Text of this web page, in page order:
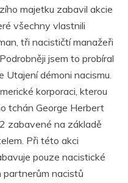
majetku zabavil akcie
všechny vlastnili
tři nacističtí manažeři
jsem to probíral
Utajení démoni nacismu.
korporaci, kterou
tchán George Herbert
zabavené na základě
Při této akci
pouze nacistické
partnerům nacistů